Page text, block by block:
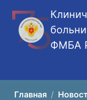
ФМБА
Главная